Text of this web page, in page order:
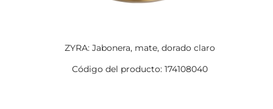
ZYRA: Jabonera, mate, dorado claro
Código del producto: 174108040